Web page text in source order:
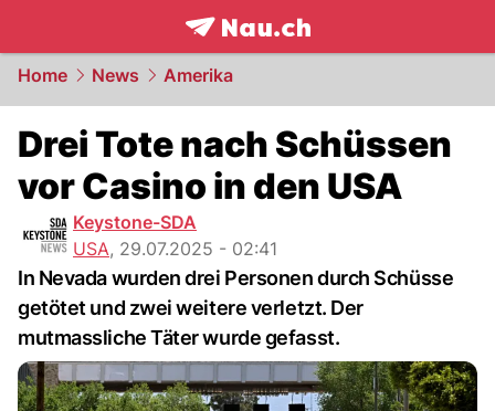
frontpage.NAU.ch
Home News Amerika
Drei Tote nach Schüssen
vor Casino in den USA
Keystone-SDA
USA, 29.07.2025 - 02:41
In Nevada wurden drei Personen durch Schüsse
getötet und zwei weitere verletzt. Der
mutmassliche Täter wurde gefasst.